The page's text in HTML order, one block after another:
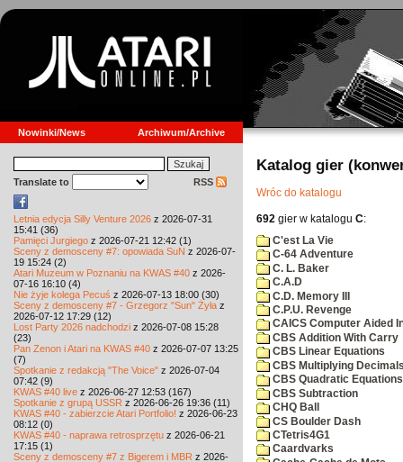
Nowinki/News Archiwum/Archive
Translate to RSS
Letnia edycja Silly Venture 2026 z 2026-07-31
15:41 (36)
Pamięci Jurgiego z 2026-07-21 12:42 (1)
Sceny z demosceny #7: opowiada SuN z 2026-07-
19 15:24 (2)
Atari Muzeum w Poznaniu na KWAS #40 z 2026-
07-16 16:10 (4)
Nie żyje kolega Pecuś z 2026-07-13 18:00 (30)
Sceny z demosceny #7 - Grzegorz "Sun" Żyła z
2026-07-12 17:29 (12)
Lost Party 2026 nadchodzi z 2026-07-08 15:28
(23)
Pan Zenon i Atari na KWAS #40 z 2026-07-07 13:25
(7)
Spotkanie z redakcją "The Voice" z 2026-07-04
07:42 (9)
KWAS #40 live z 2026-06-27 12:53 (167)
Spotkanie z grupą USSR z 2026-06-26 19:36 (11)
KWAS #40 - zabierzcie Atari Portfolio! z 2026-06-23
08:12 (0)
KWAS #40 - naprawa retrosprzętu z 2026-06-21
17:15 (1)
Sceny z demosceny #7 z Bigerem i MBR z 2026-
Katalog gier
Wróc do katalogu
692 gier w katalogu C:
C'est La Vie
C-64 Adventure
C. L. Baker
C.A.D
C.D. Memory III
C.P.U. Revenge
CAICS Computer Aided
CBS Addition With Carry
CBS Linear Equations
CBS Multiplying
CBS Quadratic Equations
CBS Subtraction
CHQ Ball
CS Boulder Dash
CTetris4G1
Caardvarks